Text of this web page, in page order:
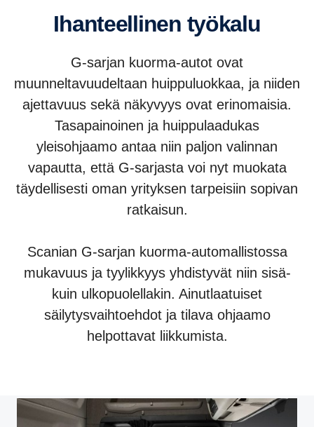
Ihanteel­linen työkalu
G-sarjan kuorma-autot ovat
muunneltavuudeltaan huippuluokkaa, ja niiden
ajettavuus sekä näkyvyys ovat erinomaisia.
Tasapainoinen ja huippulaadukas
yleisohjaamo antaa niin paljon valinnan
vapautta, että G-sarjasta voi nyt muokata
täydellisesti oman yrityksen tarpeisiin sopivan
ratkaisun.
Scanian G-sarjan kuorma-automallistossa
mukavuus ja tyylikkyys yhdistyvät niin sisä-
kuin ulkopuolellakin. Ainutlaatuiset
säilytysvaihtoehdot ja tilava ohjaamo
helpottavat liikkumista.